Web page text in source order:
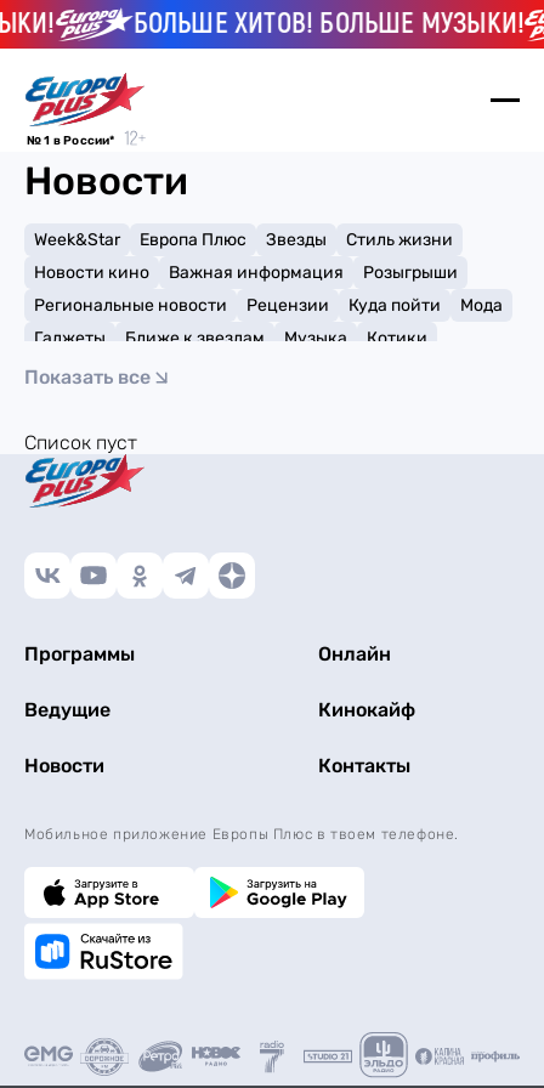
БОЛЬШЕ ХИТОВ! БОЛЬШЕ МУЗЫКИ!
№ 1 в России*
Новости
Week&Star Европа Плюс Звезды
Стиль жизни
Новости кино
Важная информация
Розыгрыши
Региональные новости
Рецензии Куда пойти
Мода
Гаджеты
Ближе к звездам Музыка
Котики
Мемы и тренды
Показать все
Список пуст
Программы Онлайн
Ведущие Кинокайф
Новости Контакты
Мобильное приложение Европы Плюс в твоем телефоне.